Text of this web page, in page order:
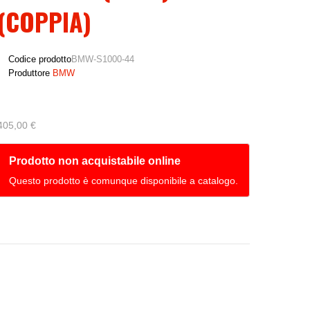
Codice prodottoBMW-S1000-44
Produttore BMW
€
Prodotto non acquistabile online
Questo prodotto è comunque disponibile a catalogo.